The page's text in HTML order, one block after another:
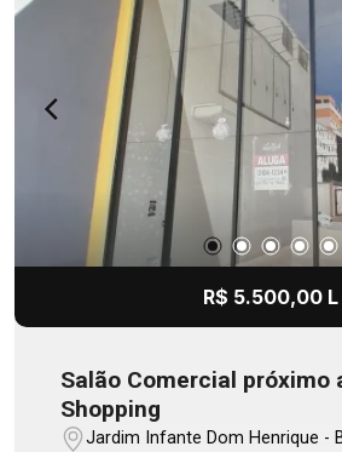
R$ 5.500,00 L
Salão Comercial próximo
Shopping
Jardim Infante Dom Henrique -